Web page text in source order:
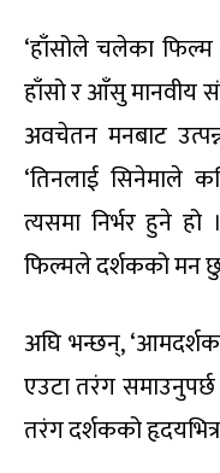
‘हाँसोले चलेका
हाँसो र आँसु मानवीय
अवचेतन मनबाट
‘तिनलाई सिनेमाले
त्यसमा निर्भर हुने
फिल्मले दर्शकको मन
अघि भन्छन्,
एउटा तरंग
तरंग दर्शकको